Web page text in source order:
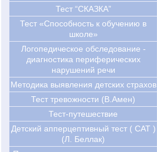
Тест “СКАЗКА”
Тест «Способность к обучению в
школе»
Логопедическое обследование -
диагностика периферических
нарушений речи
Методика выявления детских страхов
Тест тревожности (В.Амен)
Тест-путешествие
Детский апперцептивный тест ( CAT )
(Л. Беллак)